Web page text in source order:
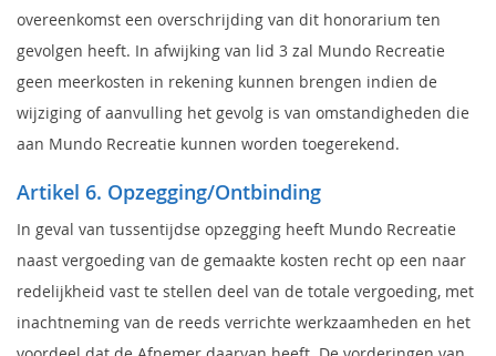
overeenkomst een overschrijding van dit honorarium ten
gevolgen heeft. In afwijking van lid 3 zal Mundo Recreatie
geen meerkosten in rekening kunnen brengen indien de
wijziging of aanvulling het gevolg is van omstandigheden die
aan Mundo Recreatie kunnen worden toegerekend.
Artikel 6. Opzegging/Ontbinding
In geval van tussentijdse opzegging heeft Mundo Recreatie
naast vergoeding van de gemaakte kosten recht op een naar
redelijkheid vast te stellen deel van de totale vergoeding, met
inachtneming van de reeds verrichte werkzaamheden en het